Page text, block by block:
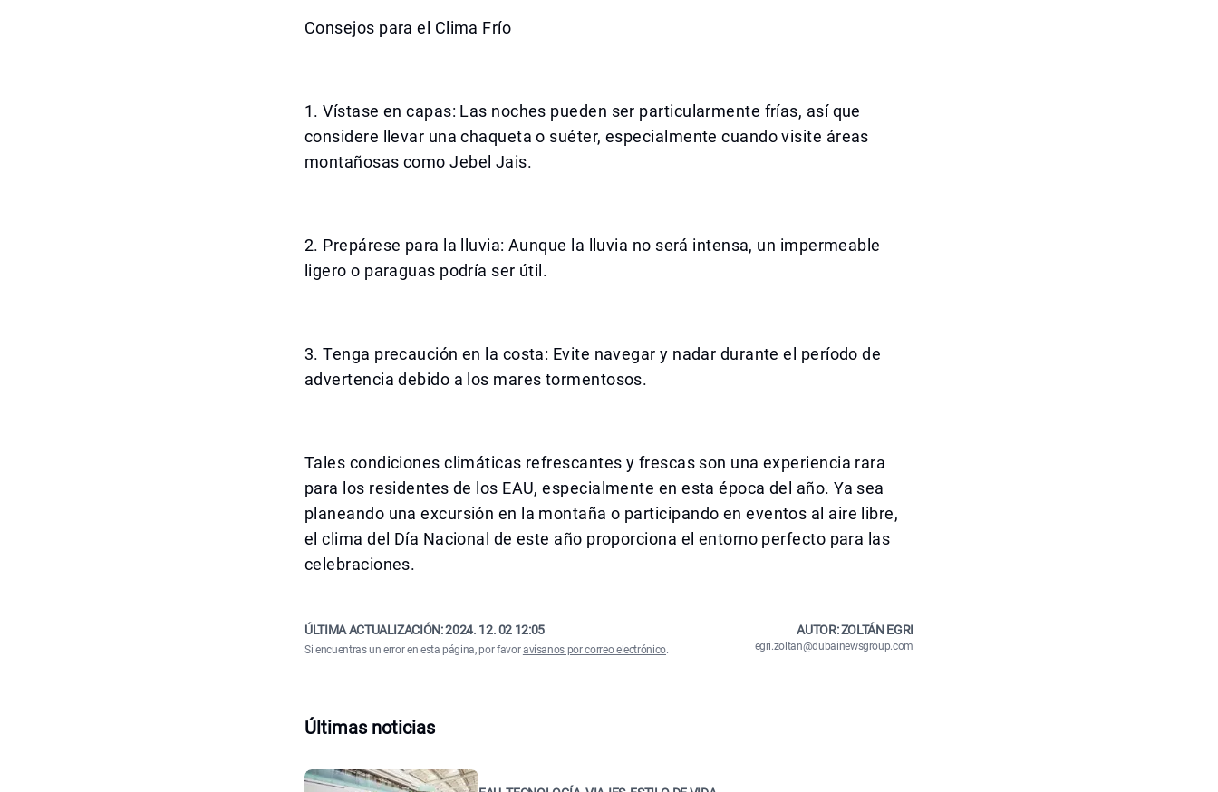
Consejos para el Clima Frío
1. Vístase en capas: Las noches pueden ser particularmente frías, así que
considere llevar una chaqueta o suéter, especialmente cuando visite áreas
montañosas como Jebel Jais.
2. Prepárese para la lluvia: Aunque la lluvia no será intensa, un impermeable
ligero o paraguas podría ser útil.
3. Tenga precaución en la costa: Evite navegar y nadar durante el período de
advertencia debido a los mares tormentosos.
Tales condiciones climáticas refrescantes y frescas son una experiencia rara
para los residentes de los EAU, especialmente en esta época del año. Ya sea
planeando una excursión en la montaña o participando en eventos al aire libre,
el clima del Día Nacional de este año proporciona el entorno perfecto para las
celebraciones.
ÚLTIMA ACTUALIZACIÓN:2024. 12. 02 12:05
Si encuentras un error en esta página, por favoravísanos por correo electrónico.
AUTOR: ZOLTÁN EGRI
egri.zoltan@dubainewsgroup.com
Últimas noticias